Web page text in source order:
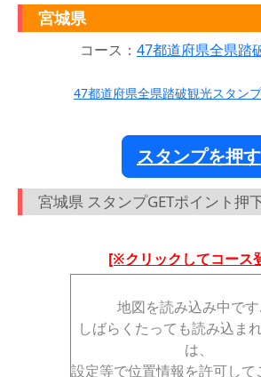
宮城県
コース： 47都道府県全県踏
47都道府県全県踏破観光スタン
スタンプを押す
宮城県 スタンプGETポイント押
[※クリックしてコース
地図を読み込み中です
しばらくたっても読み込ま
は、
設定等で位置情報を許可して